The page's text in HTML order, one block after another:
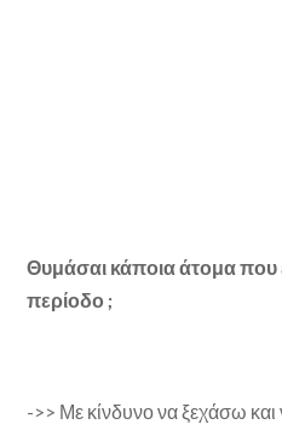
Θυμάσαι κάποια άτομα που
περίοδο ;
->> Με κίνδυνο να ξεχάσω